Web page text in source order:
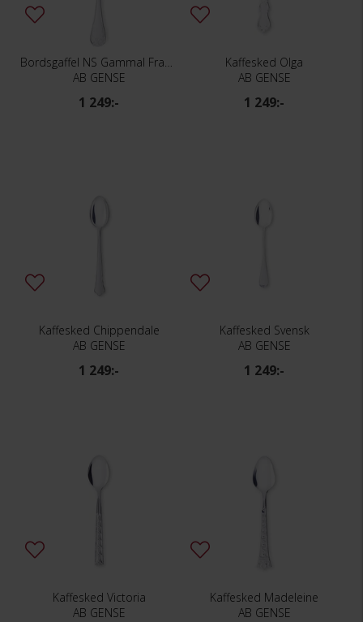
AB GENSE
1 249:-
Kaffesked Olga
AB GENSE
1 249:-
Kaffesked Chippendale
AB GENSE
1 249:-
Kaffesked Svensk
AB GENSE
1 249:-
Kaffesked Victoria
AB GENSE
Kaffesked Madeleine
AB GENSE